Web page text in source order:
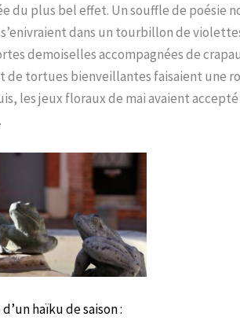
du plus bel effet. Un souffle de poésie
dans un tourbillon de
demoiselles accompagnées de
de tortues bienveillantes faisaient une
les jeux floraux de mai avaient
haïku de saison :